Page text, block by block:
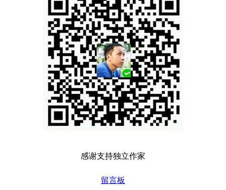
感谢支持独立作家
留言板